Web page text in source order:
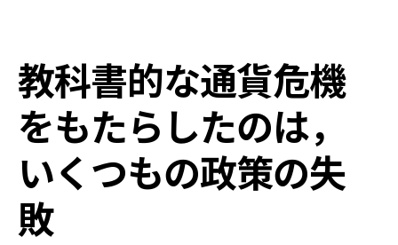
教科書的な通貨危機
をもたらしたのは，
いくつもの政策の失
敗